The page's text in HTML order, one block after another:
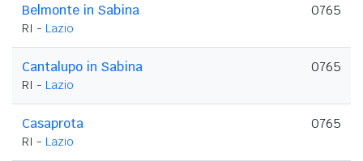
Belmonte in Sabina
RI - Lazio
0765
Cantalupo in Sabina
RI - Lazio
0765
Casaprota
RI - Lazio
0765